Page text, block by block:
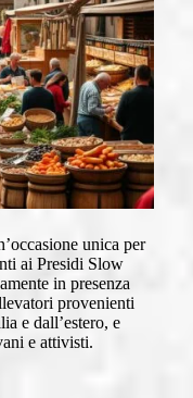
unica per
ai Presidi Slow
in presenza
provenienti
e dall’estero, e
e attivisti.